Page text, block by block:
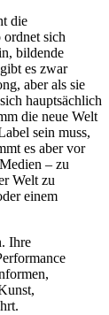
die
sich
bildende
es zwar
aber als sie
hauptsächlich
die neue Welt
sein muss,
es aber vor
– zu
Welt zu
einem
Ihre